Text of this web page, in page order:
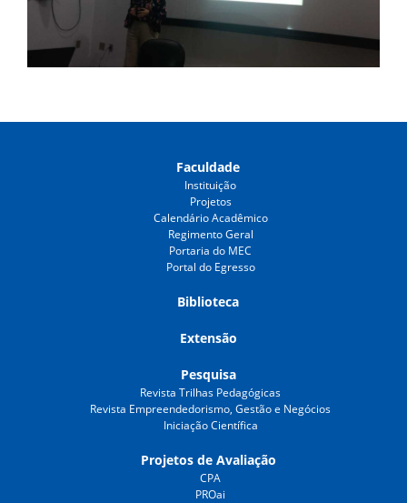
Faculdade
Instituição
Projetos
Calendário Acadêmico
Regimento Geral
Portaria do MEC
Portal do Egresso
Biblioteca
Extensão
Pesquisa
Revista Trilhas Pedagógicas
Revista Empreendedorismo, Gestão e Negócios
Iniciação Científica
Projetos de Avaliação
CPA
PROai